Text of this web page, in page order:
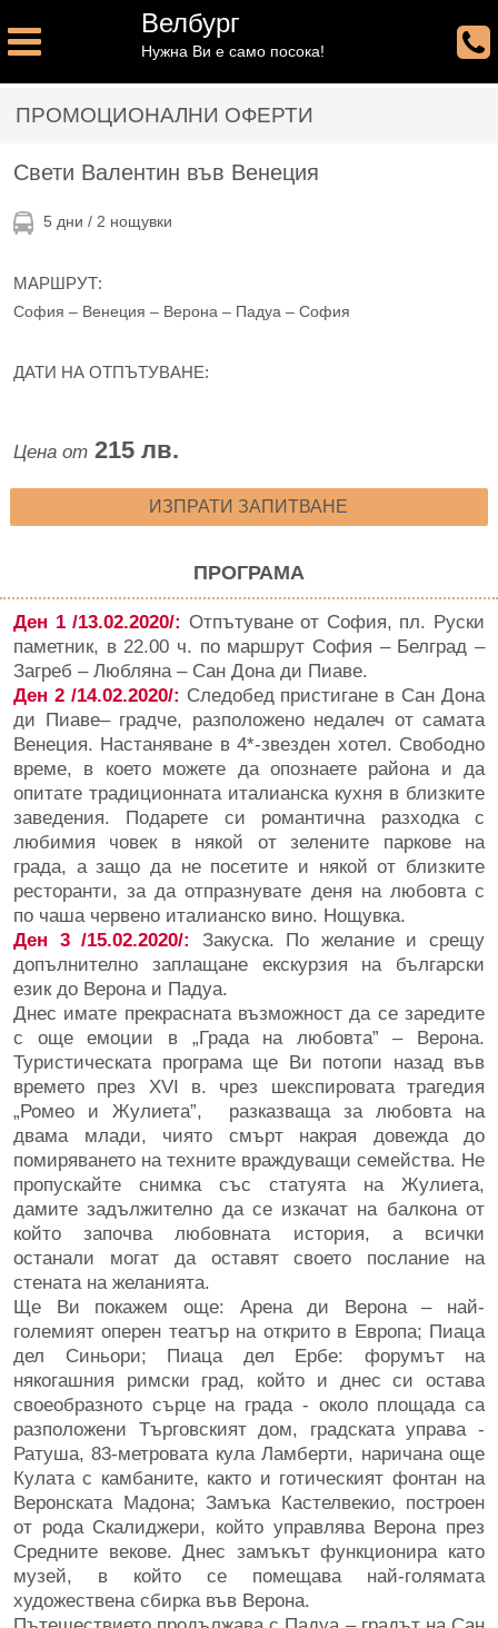
Велбург
Нужна Ви е само посока!
ПРОМОЦИОНАЛНИ ОФЕРТИ
Свети Валентин във Венеция
5 дни / 2 нощувки
МАРШРУТ:
София – Венеция – Верона – Падуа – София
ДАТИ НА ОТПЪТУВАНЕ:
Цена от 215 лв.
ИЗПРАТИ ЗАПИТВАНЕ
ПРОГРАМА
Ден 1 /13.02.2020/: Отпътуване от София, пл. Руски
паметник, в 22.00 ч. по маршрут София – Белград –
Загреб – Любляна – Сан Дона ди Пиаве.
Ден 2 /14.02.2020/: Следобед пристигане в Сан Дона
ди Пиаве– градче, разположено недалеч от самата
Венеция. Настаняване в 4*-звезден хотел. Свободно
време, в което можете да опознаете района и да
опитате традиционната италианска кухня в близките
заведения. Подарете си романтична разходка с
любимия човек в някой от зелените паркове на
града, а защо да не посетите и някой от близките
ресторанти, за да отпразнувате деня на любовта с
по чаша червено италианско вино. Нощувка.
Ден 3 /15.02.2020/:
Закуска. По желание и срещу
допълнително заплащане екскурзия на български
език до Верона и Падуа.
Днес имате прекрасната възможност да се заредите
с още емоции в „Града на любовта” – Верона.
Туристическата програма ще Ви потопи назад във
времето през ХVI в. чрез шекспировата трагедия
„Ромео и Жулиета”, разказваща за любовта на
двама млади, чиято смърт накрая довежда до
помиряването на техните враждуващи семейства. Не
пропускайте снимка със статуята на Жулиета,
дамите задължително да се изкачат на балкона от
който започва любовната история, а всички
останали могат да оставят своето послание на
стената на желанията.
Ще Ви покажем още: Арена ди Верона – най-
големият оперен театър на открито в Европа; Пиаца
дел Синьори; Пиаца дел Ербе: форумът на
някогашния римски град, който и днес си остава
своеобразното сърце на града - около площада са
разположени Търговският дом, градската управа -
Ратуша, 83-метровата кула Ламберти, наричана още
Кулата с камбаните, както и готическият фонтан на
Веронската Мадона; Замъка Кастелвекио, построен
от рода Скалиджери, който управлява Верона през
Средните векове. Днес замъкът функционира като
музей, в който се помещава най-голямата
художествена сбирка във Верона.